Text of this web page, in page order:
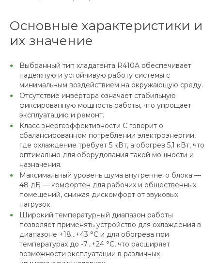
Основные характеристики и
их значение
Выбранный тип хладагента R410A обеспечивает
надежную и устойчивую работу системы с
минимальным воздействием на окружающую среду.
Отсутствие инвертора означает стабильную
фиксированную мощность работы, что упрощает
эксплуатацию и ремонт.
Класс энергоэффективности C говорит о
сбалансированном потреблении электроэнергии,
где охлаждение требует 5 кВт, а обогрев 5,1 кВт, что
оптимально для оборудования такой мощности и
назначения.
Максимальный уровень шума внутреннего блока —
48 дБ — комфортен для рабочих и общественных
помещений, снижая дискомфорт от звуковых
нагрузок.
Широкий температурный диапазон работы
позволяет применять устройство для охлаждения в
диапазоне +18…+43 °C и для обогрева при
температурах до -7…+24 °C, что расширяет
возможности эксплуатации в различных